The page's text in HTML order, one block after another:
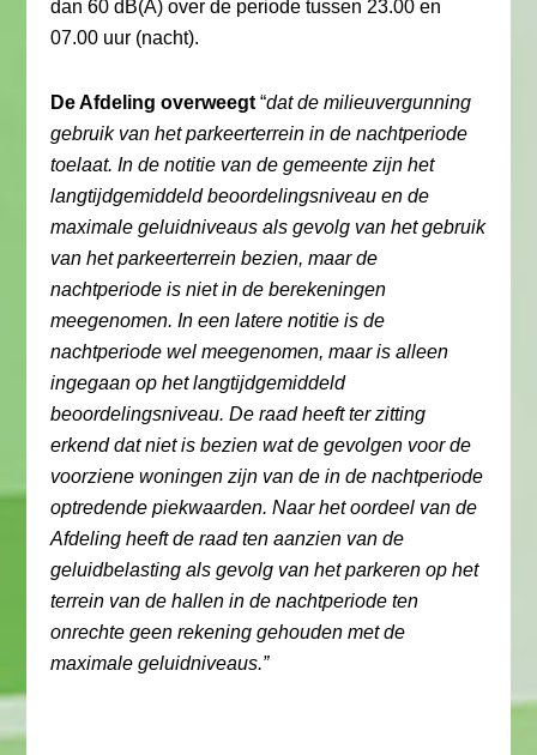
dan 60 dB(A) over de periode tussen 23.00 en
07.00 uur (nacht).
De Afdeling overweegt “dat de milieuvergunning
gebruik van het parkeerterrein in de nachtperiode
toelaat. In de notitie van de gemeente zijn het
langtijdgemiddeld beoordelingsniveau en de
maximale geluidniveaus als gevolg van het gebruik
van het parkeerterrein bezien, maar de
nachtperiode is niet in de berekeningen
meegenomen. In een latere notitie is de
nachtperiode wel meegenomen, maar is alleen
ingegaan op het langtijdgemiddeld
beoordelingsniveau. De raad heeft ter zitting
erkend dat niet is bezien wat de gevolgen voor de
voorziene woningen zijn van de in de nachtperiode
optredende piekwaarden. Naar het oordeel van de
Afdeling heeft de raad ten aanzien van de
geluidbelasting als gevolg van het parkeren op het
terrein van de hallen in de nachtperiode ten
onrechte geen rekening gehouden met de
maximale geluidniveaus.”